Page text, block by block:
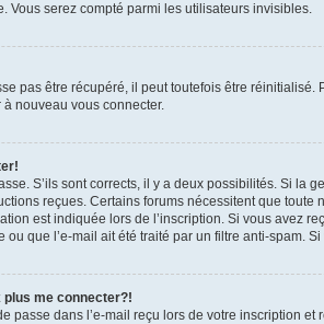
Vous serez compté parmi les utilisateurs invisibles.
pas être récupéré, il peut toutefois être
nouveau vous connecter.
S’ils sont corrects, il y a deux possibilités. Si la
reçues. Certains forums nécessitent que
est indiquée lors de l’inscription. Si vous avez
que l’e-mail ait été traité par un filtre anti-spam.
me connecter?!
passe dans l’e-mail reçu lors de votre inscription